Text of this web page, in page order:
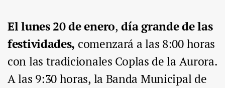
El lunes 20 de enero, día grande de las
festividades, comenzará a las 8:00 horas
con las tradicionales Coplas de la Aurora.
A las 9:30 horas, la Banda Municipal de